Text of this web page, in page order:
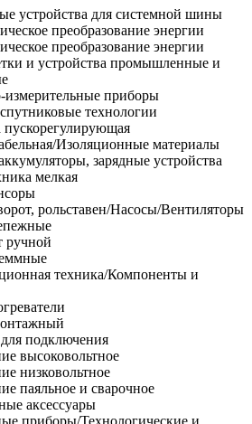
устройства для системной шины
преобразование энергии
преобразование энергии
и устройства промышленные и
измерительные приборы
технологии
пускорегулирующая
Изоляционные материалы
зарядные устройства
мелкая
рольставен/Насосы/Вентиляторы
ручной
техника/Компоненты и
подключения
высоковольтное
низковольтное
паяльное и сварочное
аксессуары
приборы/Технологические и